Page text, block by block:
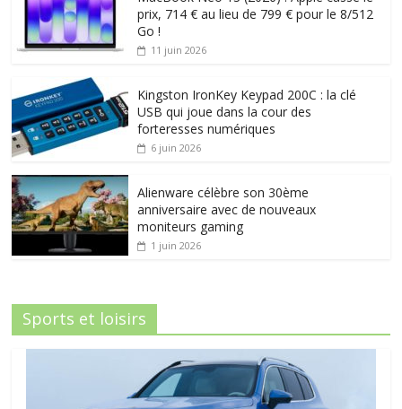
prix, 714 € au lieu de 799 € pour le 8/512
Go !
11 juin 2026
Kingston IronKey Keypad 200C : la clé
USB qui joue dans la cour des
forteresses numériques
6 juin 2026
Alienware célèbre son 30ème
anniversaire avec de nouveaux
moniteurs gaming
1 juin 2026
Sports et loisirs